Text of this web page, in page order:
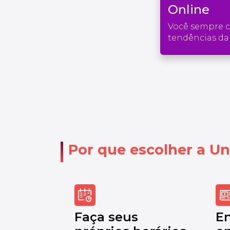
Online
Você sempre
tendências da
Por que escolher a
Faça seus